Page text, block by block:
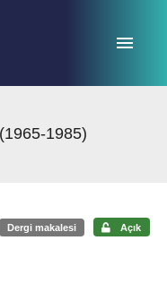
1985)
Dergi makalesi Açık